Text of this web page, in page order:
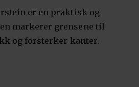
er en praktisk og
markerer grensene til
og forsterker kanter.